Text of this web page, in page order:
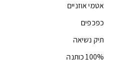
אטמי אוזניים
כפכפים
תיק נשיאה
100% כותנה